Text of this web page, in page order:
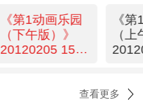
《第1动画乐园
（下午版）》
20120205 15：
《
（
查看更多